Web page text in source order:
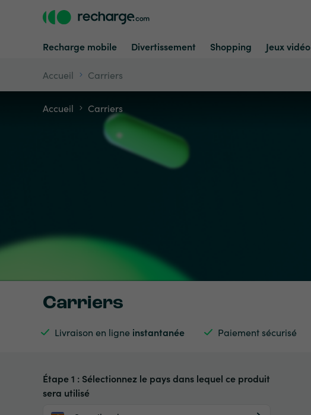
Recharge mobile Divertissement Shopping Jeux vidéo
Accueil Carriers
Accueil Carriers
Carriers
Livraison en ligne instantanée Paiement sécurisé
Étape 1 : Sélectionnez le pays dans lequel ce produit
sera utilisé